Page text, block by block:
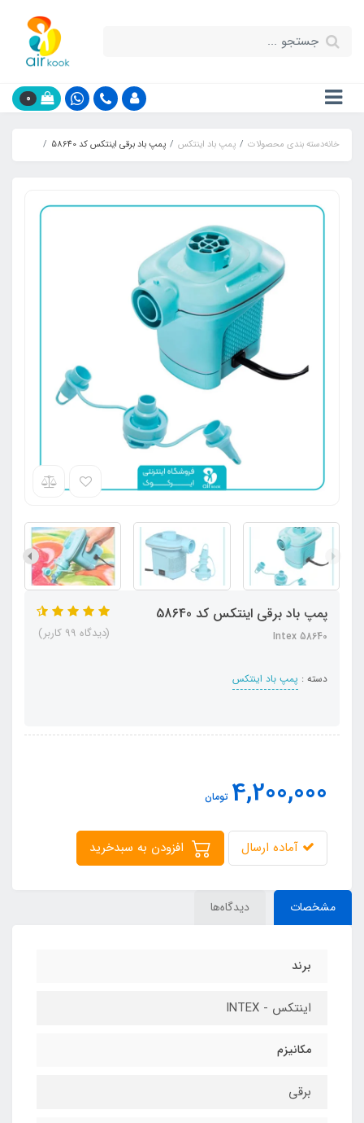
0
خانهدسته بندی محصولات پمپ باد اینتکس پمپ باد برقی اینتکس کد 58640
پمپ باد برقی اینتکس کد 58640
58640 Intex
دسته : پمپ باد اینتکس
(دیدگاه 99 کاربر)
4,200,000 تومان
آماده ارسال
مشخصات دیدگاه‌ها
برند
اینتکس - INTEX
مکانیزم
برقی